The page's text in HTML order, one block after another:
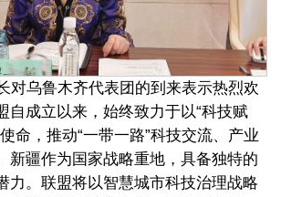
乌鲁木齐代表团的到来表示热烈欢
自成立以来，始终致力于以“科技赋
命，推动“一带一路”科技交流、产业
新疆作为国家战略重地，具备独特的
力。联盟将以智慧城市科技治理战略